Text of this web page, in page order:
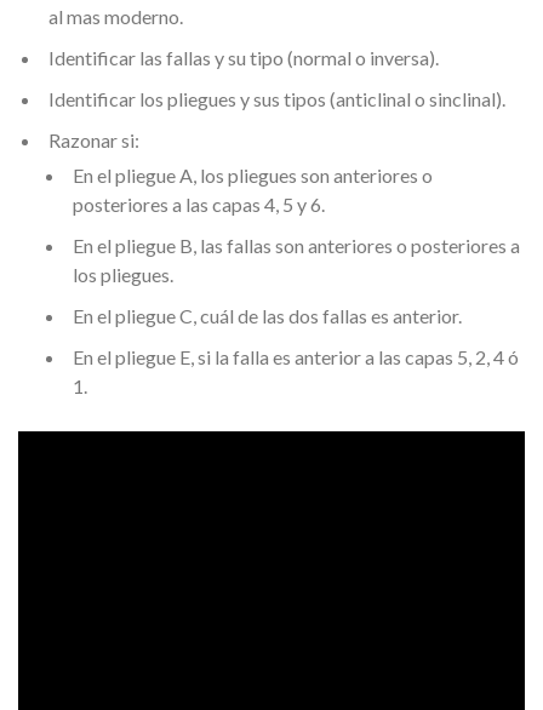
al mas moderno.
Identificar las fallas y su tipo (normal o inversa).
Identificar los pliegues y sus tipos (anticlinal o sinclinal).
Razonar si:
En el pliegue A, los pliegues son anteriores o
posteriores a las capas 4, 5 y 6.
En el pliegue B, las fallas son anteriores o posteriores a
los pliegues.
En el pliegue C, cuál de las dos fallas es anterior.
En el pliegue E, si la falla es anterior a las capas 5, 2, 4 ó
1.